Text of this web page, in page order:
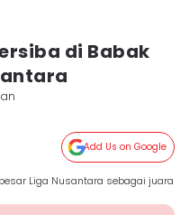
di Babak
Add Us on Google
Liga Nusantara sebagai juara